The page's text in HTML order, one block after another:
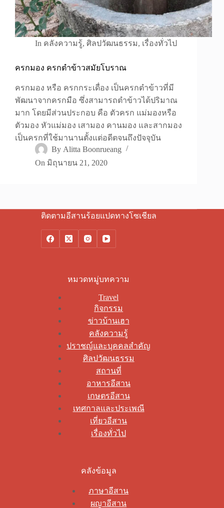
In คลังความรู้,ศิลปวัฒนธรรม, เรื่องทั่วไป
ครกมอง ครกตำข้าวสมัยโบราณ
ครกมอง หรือ ครกกระเดื่อง เป็นครกตำข้าวที่มี
พัฒนาจากครกมือ ซึ่งสามารถตำข้าวได้ปริมาณ
มาก โดยมีส่วนประกอบ คือ ตัวครก แม่มองหรือ
ตัวมอง หัวแม่มอง เสามอง คานมอง และสากมอง
เป็นครกที่ใช้มานานตั้งแต่อดีตจนถึงปัจจุบัน
By Alitta Boonrueang
On มิถุนายน 21, 2020
ติดตามอีสานร้อยแปดทางโซเชียล
หมวดหมู่บทความ
Travel
กิจกรรม
ข่าวบ้านเฮา
คลังความรู้
ปราชญ์และบุคคลสำคัญ
ศิลปวัฒนธรรม
สถานที่
อาหารอีสาน
เกษตรอีสาน
เทศกาลและประเพณี
เที่ยวอีสาน
เรื่องทั่วไป
คลังข้อมูล
ภาษาอีสาน
ผญาอีสาน